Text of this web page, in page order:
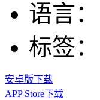
语言：
标签：
安卓版下载
APP Store下载